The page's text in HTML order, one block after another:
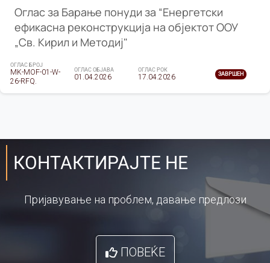
Оглас за Барање понуди за “Енергетски
ефикасна реконструкција на објектот ООУ
„Св. Кирил и Методиј"
ОГЛАС БРОЈ
MK-MOF-01-W-
26-RFQ.
ОГЛАС ОБЈАВА
01.04.2026
ОГЛАС РОК
17.04.2026 ЗАВРШЕН
КОНТАКТИРАЈТЕ НЕ
Пријавување на проблем, давање предлози
ПОВЕЌЕ